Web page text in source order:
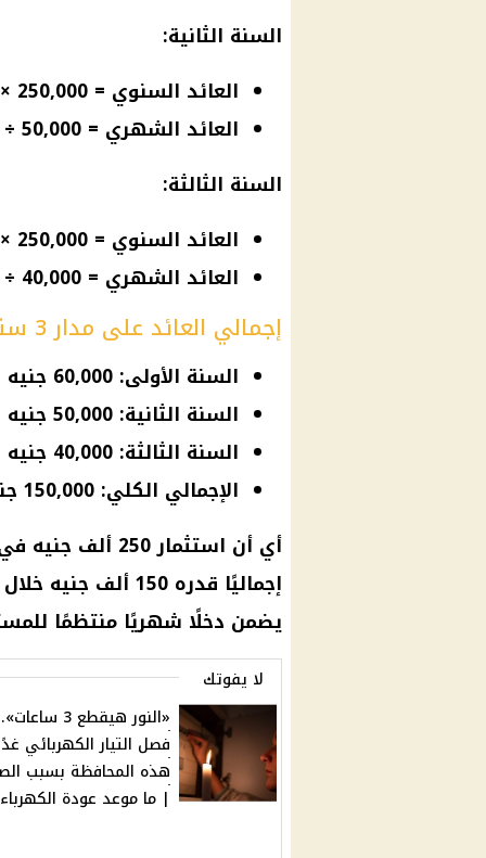
السنة الثانية:
العائد السنوي = 250,000 × 20% = 50,000 جنيه
العائد الشهري = 50,000 ÷ 12 = 4,166.67 جنيه شهريًا
السنة الثالثة:
العائد السنوي = 250,000 × 16% = 40,000 جنيه
العائد الشهري = 40,000 ÷ 12 = 3,333.33 جنيه شهريًا
إجمالي العائد على مدار 3 سنوات
السنة الأولى: 60,000 جنيه
السنة الثانية: 50,000 جنيه
السنة الثالثة: 40,000 جنيه
الإجمالي الكلي: 150,000 جنيه
أي أن استثمار
يضمن دخلًا شهريًا منتظمًا
لا يفوتك
«النور هيقطع 3
فصل التيار الكهربائي
هذه المحافظة بسبب
| ما موعد عودة